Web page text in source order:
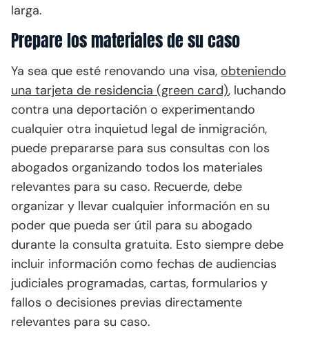
larga.
Prepare los materiales de su caso
Ya sea que esté renovando una visa, obteniendo
una tarjeta de residencia (green card), luchando
contra una deportación o experimentando
cualquier otra inquietud legal de inmigración,
puede prepararse para sus consultas con los
abogados organizando todos los materiales
relevantes para su caso. Recuerde, debe
organizar y llevar cualquier información en su
poder que pueda ser útil para su abogado
durante la consulta gratuita. Esto siempre debe
incluir información como fechas de audiencias
judiciales programadas, cartas, formularios y
fallos o decisiones previas directamente
relevantes para su caso.